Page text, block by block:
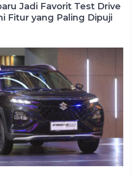
Jadi Favorit Test Drive
Fitur yang Paling Dipuji